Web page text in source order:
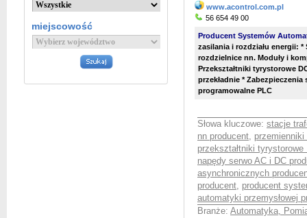
miejscowość
www.acontrol.com.pl
56 654 49 00
Producent Systemów
zasilania i rozdziału energii: *
rozdzielnice nn. Moduły i
Przekształtniki tyrystorowe
przekładnie *
programowalne PLC
Słowa kluczowe: stacje
nn producent,
przekształtniki tyrystorowe
napędy serwo AC i DC
asynchronicznych
producent, producent
automatyki przemysłowej
Branże: Automatyka,